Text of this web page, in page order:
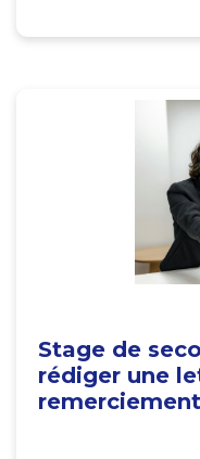
Stage de
rédiger une